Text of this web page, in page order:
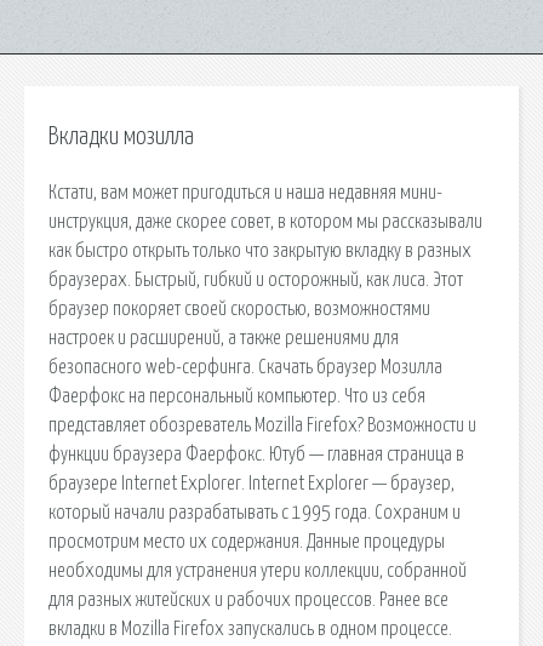
Вкладки мозилла
Кстати, вам может пригодиться и наша недавняя мини-
инструкция, даже скорее совет, в котором мы рассказывали
как быстро открыть только что закрытую вкладку в разных
браузерах. Быстрый, гибкий и осторожный, как лиса. Этот
браузер покоряет своей скоростью, возможностями
настроек и расширений, а также решениями для
безопасного web-серфинга. Скачать браузер Мозилла
Фаерфокс на персональный компьютер. Что из себя
представляет обозреватель Mozilla Firefox? Возможности и
функции браузера Фаерфокс. Ютуб — главная страница в
браузере Internet Explorer. Internet Explorer — браузер,
который начали разрабатывать с 1995 года. Сохраним и
просмотрим место их содержания. Данные процедуры
необходимы для устранения утери коллекции, собранной
для разных житейских и рабочих процессов. Ранее все
вкладки в Mozilla Firefox запускались в одном процессе.